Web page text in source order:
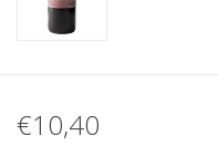
€10,40